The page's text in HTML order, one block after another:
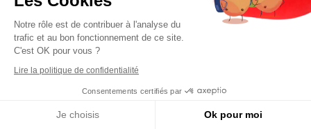
Notre rôle est de contribuer à l'analyse du
trafic et au bon fonctionnement de ce site.
C'est OK pour vous ?
Lire la politique de confidentialité
Consentements certifiés par
Je choisis Ok pour moi